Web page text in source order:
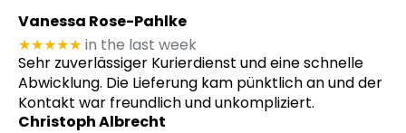
Vanessa Rose-Pahlke
★★★★★ in the last week
Sehr zuverlässiger Kurierdienst und eine schnelle
Abwicklung. Die Lieferung kam pünktlich an und der
Kontakt war freundlich und unkompliziert.
Christoph Albrecht